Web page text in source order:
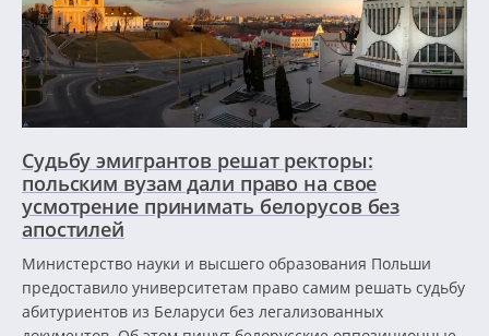
Судьбу эмигрантов решат ректоры:
польским вузам дали право на свое
усмотрение принимать белорусов без
апостилей
Министерство науки и высшего образования Польши
предоставило университетам право самим решать судьбу
абитуриентов из Беларуси без легализованных